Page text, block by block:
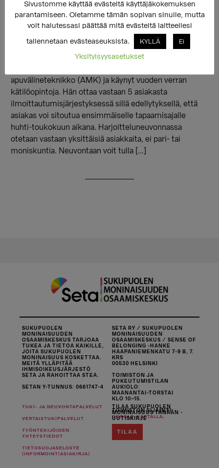
Seksuaalineuvojaopiskelija Nino Kautto tarjoaa ilmaista
seksuaalineuvontaa opintoharjoitteluna SMOKin
tiloissa. Nino Kautto opiskelee seksuaalineuvojaksi
Väestöliiton Terapiapalveluiden järjestämässä
apuvälineteknikko (AMK) ja käynyt vuoden verran
kätilöopintoja. Hän ottaa vastaan 5 asiakasta
ilmoittautumisjärjestyksessä sillä edellytyksellä, että
asiakas voi sitoutua ensimmäiselle tapaamisajalle
huhti-toukokuun aikana. Harjoitteluneuvonnassa
otetaan vastaan yksittäisiä asiakkaita, ei pari- tai
moniskuntia. Neuvontaan voit tulla […]
SUKUPUOLEN
MONINAISUUDEN
OSAAMISKESKUS TARJOAA
TUKEA JA TIETOA KAIKILLE,
JOITA SUKUPUOLEN
MONINAISUUS KOSKETTAA.
MEITÄ YLLÄPITÄÄ
IHMISOIKEUSJÄRJESTÖ
SETA JA RAHOITTAA STEA.
SETAN Y-TUNNUS: 0661747-4
SETA RY / SUKUPUOLEN
MONINAISUUDEN
OSAAMISKESKUS / SENSE OF
BELONGING -HANKE
HAAPANIEMENKATU 7-9 B, 7.
KRS
00530 HELSINKI
TOIMISTON JA
PUKEUTUMISTILAN
AUKIOLO:
MAANANTAI-TORSTAI
KLO 10–15.
TOIMISTON SIJAINTI
GOOGLE-KARTALLA.
TUKI- JA NEUVONTAPALVELUT
VERTAISTUKIPALVELUT
TYÖNTEKIJÖIDEN
YHTEYSTIEDOT
TIETOSUOJASELOSTE
(INFORMOINTIASIAKIRJA)
TILAA SUKUPUOLEN
MONINAISUUS TÄNÄÄN -
UUTISKIRJE
TILAA
Sivustomme käyttää evästeitä käyttäjäkokemuksen
parantamiseen. Oletamme tämän sopivan sinulle, mutta
voit halutessasi päättää mitä evästeitä laitteellesi
tallennetaan evästeaseuksista. KYLLÄ Ei
Yksityisyysasetukset